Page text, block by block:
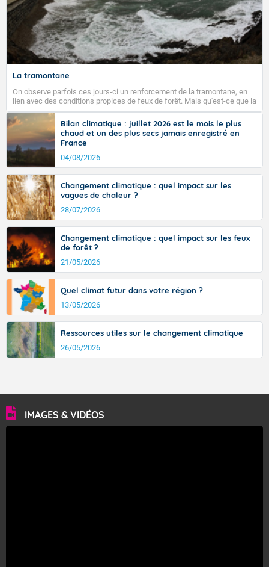
La tramontane
On observe parfois ces jours-ci un renforcement de la tramontane, en
lien avec des conditions propices de feux de forêt. Mais qu'est-ce que la
tramontane ? Quelles sont ses caractéristiques ? La tramontane est un
vent turbulent soufflant de secteur nord-ouest à nord, ou ouest à nord-
ouest, dans un secteur qui part du Roussillon à la vallée de l’Aude et à
l’ouest de l’Hérault. L’étymologie de ce vent vient du latin trasmontanus,
signifiant au-delà des monts, en allusion aux régions montagneuses
d’où provient ce vent.
Bilan climatique : juillet 2026 est le mois le plus
chaud et un des plus secs jamais enregistré en
France
04/08/2026
Changement climatique : quel impact sur les
vagues de chaleur ?
28/07/2026
Changement climatique : quel impact sur les feux
de forêt ?
21/05/2026
Quel climat futur dans votre région ?
13/05/2026
Ressources utiles sur le changement climatique
26/05/2026
IMAGES & VIDÉOS